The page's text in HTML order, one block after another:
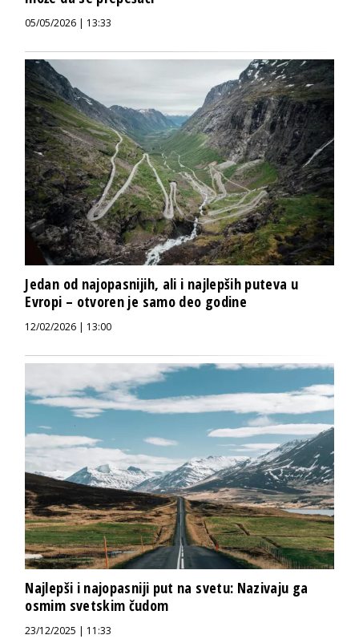
05/05/2026 | 13:33
Jedan od najopasnijih, ali i najlepših puteva u
Evropi – otvoren je samo deo godine
12/02/2026 | 13:00
Najlepši i najopasniji put na svetu: Nazivaju ga
osmim svetskim čudom
23/12/2025 | 11:33